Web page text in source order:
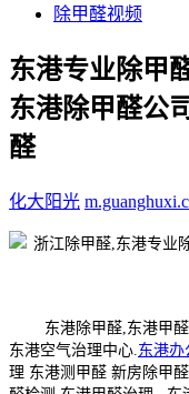
除甲醛视频
东港专业除甲
东港除甲醛公
醛
化大阳光
东港除甲醛,东港甲醛
东港空气治理中心. 东港办
理 东港测甲醛 新房除甲